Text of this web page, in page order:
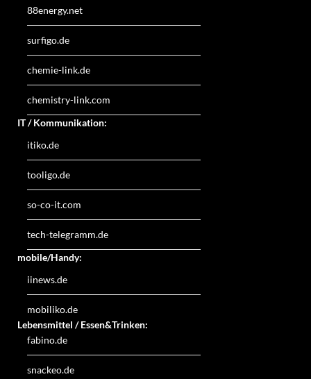
88energy.net
surfigo.de
chemie-link.de
chemistry-link.com
IT / Kommunikation:
itiko.de
tooligo.de
so-co-it.com
tech-telegramm.de
mobile/Handy:
iinews.de
mobiliko.de
Lebensmittel / Essen&Trinken:
fabino.de
snackeo.de